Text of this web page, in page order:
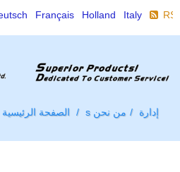
Français Holland Italy
الصفحة الرئيسية s من نحن إدارة